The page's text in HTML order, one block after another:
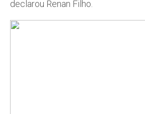
declarou Renan Filho.